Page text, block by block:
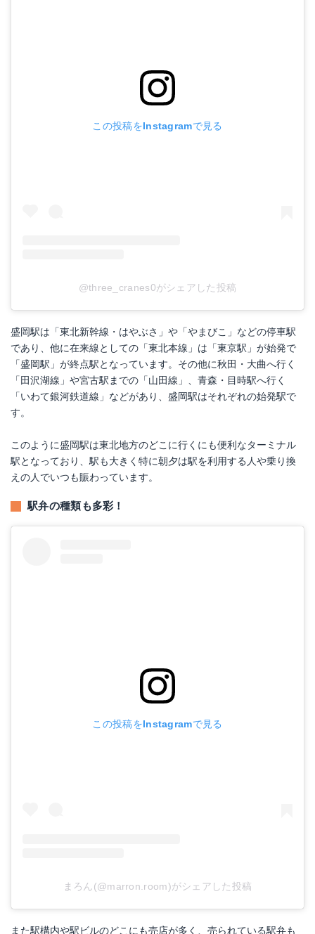
この投稿をInstagramで見る
@three_cranes0がシェアした投稿
盛岡駅は「東北新幹線・はやぶさ」や「やまびこ」などの停車駅
であり、他に在来線としての「東北本線」は「東京駅」が始発で
「盛岡駅」が終点駅となっています。その他に秋田・大曲へ行く
「田沢湖線」や宮古駅までの「山田線」、青森・目時駅へ行く
「いわて銀河鉄道線」などがあり、盛岡駅はそれぞれの始発駅で
す。
このように盛岡駅は東北地方のどこに行くにも便利なターミナル
駅となっており、駅も大きく特に朝夕は駅を利用する人や乗り換
えの人でいつも賑わっています。
駅弁の種類も多彩！
この投稿をInstagramで見る
まろん(@marron.room)がシェアした投稿
また駅構内や駅ビルのどこにも売店が多く、売られている駅弁も